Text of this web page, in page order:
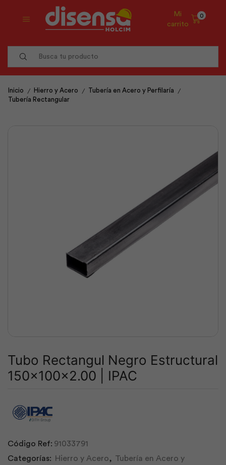
Mi
carrito
0
Inicio / Hierro y Acero / Tubería en Acero y Perfilaría /
Tubería Rectangular
Tubo Rectangul Negro Estructural
150x100x2.00 | IPAC
Código Ref: 91033791
Categorías:
Hierro y Acero, Tubería en Acero y